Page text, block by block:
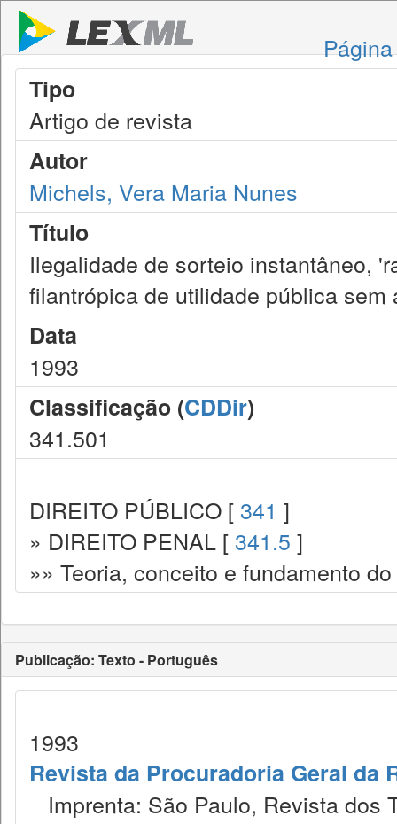
Tipo
Artigo de revista
Autor
Michels, Vera Maria Nunes
Título
Ilegalidade de sorteio instantâneo,
filantrópica de utilidade pública
Data
1993
Classificação (CDDir)
341.501
DIREITO PÚBLICO [ 341 ]
» DIREITO PENAL [ 341.5 ]
»» Teoria, conceito e fundamento
Publicação: Texto - Português
1993
Revista da Procuradoria Geral da
Imprenta: São Paulo, Revista dos